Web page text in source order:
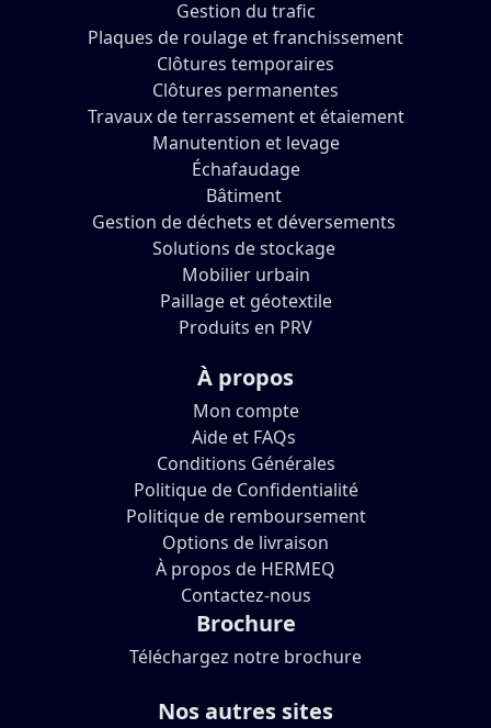
Gestion du trafic
Plaques de roulage et franchissement
Clôtures temporaires
Clôtures permanentes
Travaux de terrassement et étaiement
Manutention et levage
Échafaudage
Bâtiment
Gestion de déchets et déversements
Solutions de stockage
Mobilier urbain
Paillage et géotextile
Produits en PRV
À propos
Mon compte
Aide et FAQs
Conditions Générales
Politique de Confidentialité
Politique de remboursement
Options de livraison
À propos de HERMEQ
Contactez-nous
Brochure
Téléchargez notre brochure
Nos autres sites